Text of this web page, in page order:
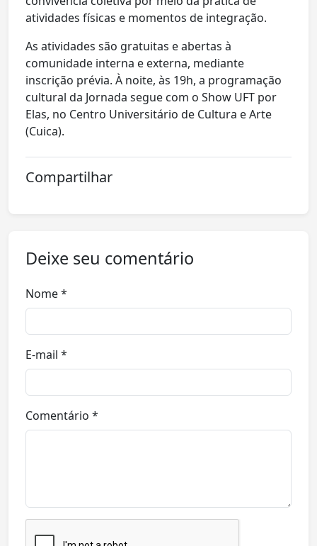
atividades físicas e momentos de integração.
As atividades são gratuitas e abertas à
comunidade interna e externa, mediante
inscrição prévia. À noite, às 19h, a programação
cultural da Jornada segue com o Show UFT por
Elas, no Centro Universitário de Cultura e Arte
(Cuica).
Compartilhar
Deixe seu comentário
Nome *
E-mail *
Comentário *